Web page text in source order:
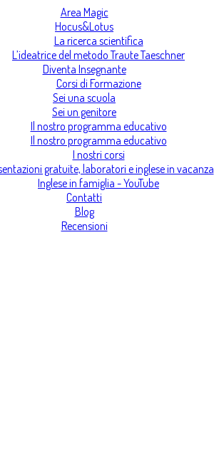
Area Magic
Hocus&Lotus
La ricerca scientifica
L’ideatrice del metodo Traute Taeschner
Diventa Insegnante
Corsi di Formazione
Sei una scuola
Sei un genitore
Il nostro programma educativo
Il nostro programma educativo
I nostri corsi
gratuite, laboratori e inglese in vacanza
Inglese in famiglia - YouTube
Contatti
Blog
Recensioni
la password, puoi generarne
questa paginaGenera nuova
quindi un bimbo/a iscritto in un
è arrivata la mail di registrazione,
un corso di lingue Hocus&Lotus
Teacher, ma vuoi far parte delle
di apprendimento, trova il corso che
pagina:trova un corso.